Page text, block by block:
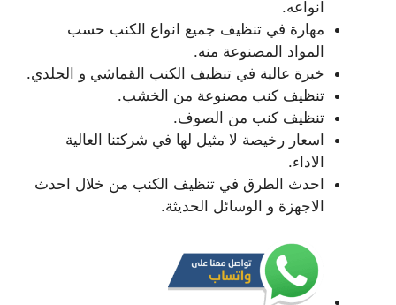
انواعه.
مهارة في تنظيف جميع انواع الكنب حسب
المواد المصنوعة منه.
خبرة عالية في تنظيف الكنب القماشي و الجلدي.
تنظيف كنب مصنوعة من الخشب.
تنظيف كنب من الصوف.
اسعار رخيصة لا مثيل لها في شركتنا العالية
الاداء.
احدث الطرق في تنظيف الكنب من خلال احدث
الاجهزة و الوسائل الحديثة.